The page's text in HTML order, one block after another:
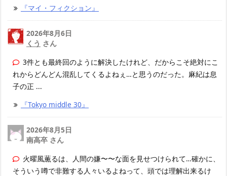
『マイ・フィクション』
2026年8月6日
くう さん
3件とも最終回のように解決したけれど、だからこそ絶対にこ
れからどんどん混乱してくるよねぇ…と思うのだった。麻紀は息
子の正 ...
『Tokyo middle 30』
2026年8月5日
南高卒 さん
火曜風薫るは、人間の嫌〜〜な面を見せつけられて…確かに、
そういう噂で非難する人々いるよねって、頭では理解出来るけ